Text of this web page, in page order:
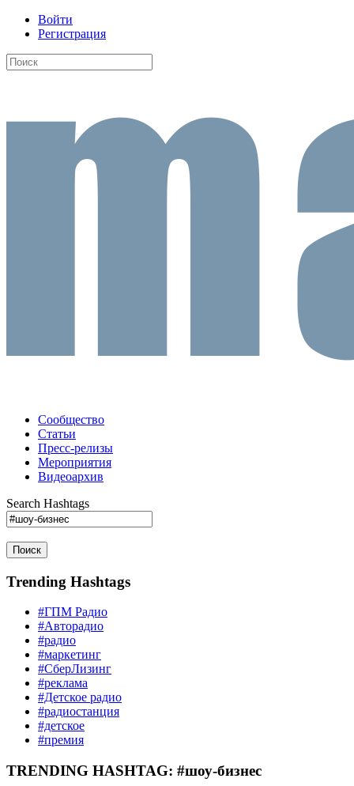
Войти
Регистрация
Сообщество
Статьи
Пресс-релизы
Мероприятия
Видеоархив
Search Hashtags
Поиск
Trending Hashtags
#ГПМ Радио
#Авторадио
#радио
#маркетинг
#СберЛизинг
#реклама
#Детское радио
#радиостанция
#детское
#премия
TRENDING HASHTAG: #шоу-бизнес